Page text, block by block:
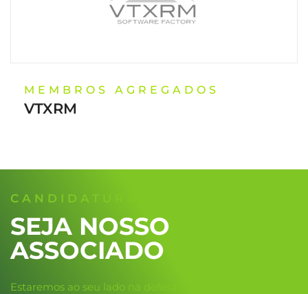
MEMBROS AGREGADOS
VTXRM
CANDIDATURA
SEJA NOSSO
ASSOCIADO
Estaremos ao seu lado na defesa e representação dos